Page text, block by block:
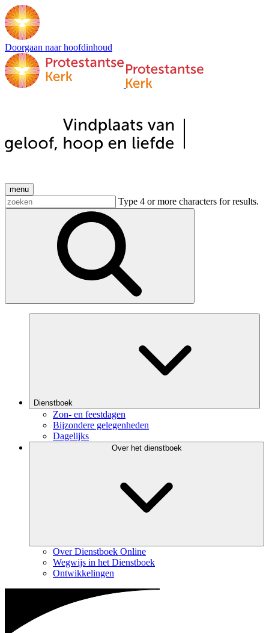
Doorgaan naar hoofdinhoud
menu
Type 4 or more characters for results.
Dienstboek
Zon- en feestdagen
Bijzondere gelegenheden
Dagelijks
Over het dienstboek
Over Dienstboek Online
Wegwijs in het Dienstboek
Ontwikkelingen